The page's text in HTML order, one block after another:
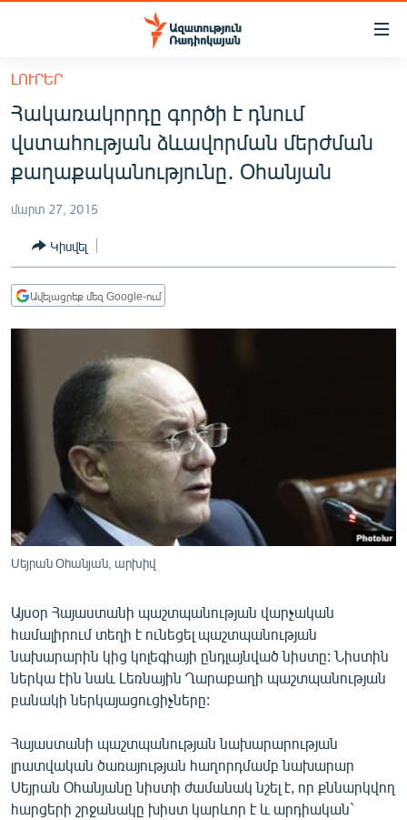
Մատչելիության
հիմնական
բովանդակությանը
Անցնել
հիմնական
մենյուին
ՀԱՅԱՍՏԱՆ
ՔԱՂԱՔԱԿԱՆ
ՀԱՍԱՐԱԿՈՒԹՅՈՒՆ
ՏՆՏԵՍՈՒԹՅՈՒՆ
ՂԱՐԱԲԱՂ
ՊԱՏԵՐԱԶՄԻ 6 ՇԱԲԱԹՆԵՐԸ
ՏԱՐԱԾԱՇՐՋԱՆ
ՄԻՋԱԶԳԱՅԻՆ
ՄՇԱԿՈՒՅԹ
ՍՊՈՐՏ
ՄԵԿՆԱԲԱՆՈՒԹՅՈՒՆ
ԱՐԽԻՎ
ՏԵՍԱՆՅՈՒԹԵՐ
ԲԱՆԱՎԵՃ
ՓՈԴՔԱՍԹ
Հայերեն
ԼՈՒՐԵՐ
Հակառակորդը գործի է դնում
վստահության ձևավորման մերժման
քաղաքականությունը․ Օհանյան
մարտ 27, 2015
Կիսվել
Ավելացրեք մեզ Google-ում
Սեյրան Օհանյան, արխիվ
Այսօր Հայաստանի պաշտպանության վարչական
համալիրում տեղի է ունեցել պաշտպանության
նախարարին կից կոլեգիայի ընդլայնված նիստը: Նիստին
ներկա էին նաև Լեռնային Ղարաբաղի պաշտպանության
բանակի ներկայացուցիչները:
Հայաստանի պաշտպանության նախարարության
լրատվական ծառայության հաղորդմամբ նախարար
Սեյրան Օհանյանը նիստի ժամանակ նշել է, որ քննարկվող
հարցերի շրջանակը խիստ կարևոր է և արդիական`